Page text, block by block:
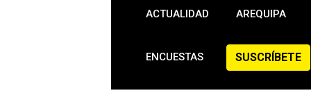
ACTUALIDAD AREQUIPA
ENCUESTAS SUSCRÍBETE